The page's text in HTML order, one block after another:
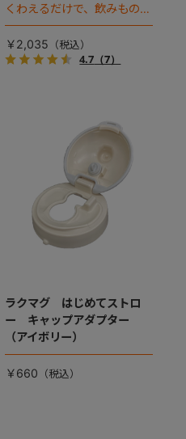
くわえるだけで、飲みものが
出る 4カ月頃から“自分で飲
める”ストロートレーニング
マグに「チップ＆デール」デ
￥2,035
4.7 （7）
ラクマグ はじめてストロ
ー キャップアダプター
（アイボリー）
￥660